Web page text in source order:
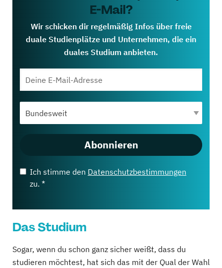
E-Mail?
Wir schicken dir regelmäßig Infos über freie
duale Studienplätze und Unternehmen, die ein
duales Studium anbieten.
Abonnieren
Ich stimme den Datenschutzbestimmungen
zu. *
Das Studium
Sogar, wenn du schon ganz sicher weißt, dass du
studieren möchtest, hat sich das mit der Qual der Wahl